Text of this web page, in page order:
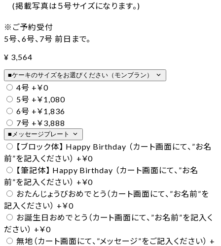
(掲載写真は５号サイズになります。)
※ご予約受付
5号、6号、7号 前日まで。
¥ 3,564
■ケーキのサイズをお選びください（モンブラン）
expand_more
4号 +￥0
5号 +￥1,080
6号 +￥1,836
7号 +￥3,888
■メッセージプレート
expand_more
【ブロック体】 Happy Birthday （カート画面にて、”お名
前”を記入ください） +￥0
【筆記体】 Happy Birthday （カート画面にて、”お名
前”を記入ください） +￥0
おたんじょうびおめでとう（カート画面にて、”お名前”を
記入ください） +￥0
お誕生日おめでとう（カート画面にて、”お名前”を記入く
ださい） +￥0
無地（カート画面にて、”メッセージ”をご記入ください） +